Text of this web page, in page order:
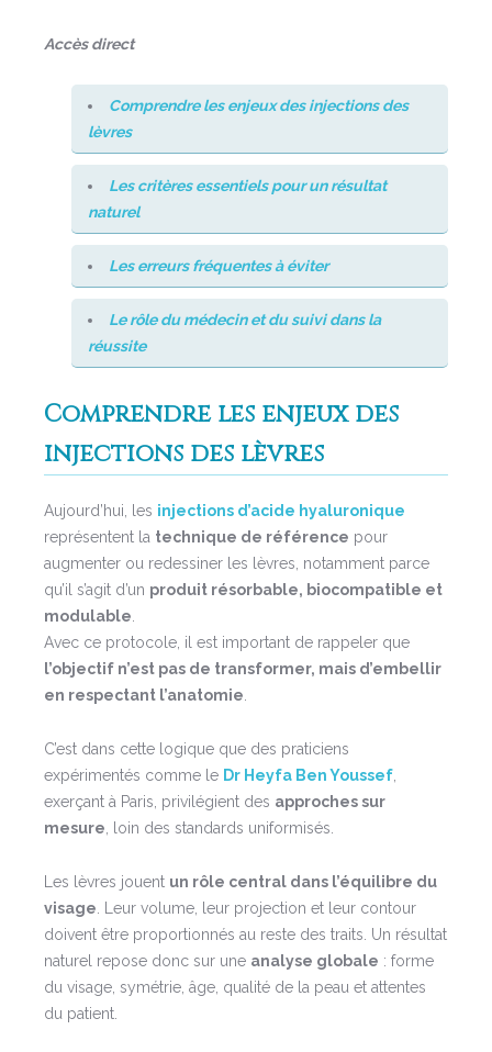
Accès direct
Comprendre les enjeux des injections des
lèvres
Les critères essentiels pour un résultat
naturel
Les erreurs fréquentes à éviter
Le rôle du médecin et du suivi dans la
réussite
Comprendre les enjeux des
injections des lèvres
Aujourd’hui, les injections d’acide hyaluronique
représentent la technique de référence pour
augmenter ou redessiner les lèvres, notamment parce
qu’il s’agit d’un produit résorbable, biocompatible et
modulable
Avec ce protocole, il est important de rappeler que
l’objectif n’est pas de transformer, mais d’embellir
en respectant l’anatomie
C’est dans cette logique que des praticiens
expérimentés comme le Dr Heyfa Ben Youssef
exerçant à Paris, privilégient des approches sur
mesure , loin des standards uniformisés.
Les lèvres jouent un rôle central dans l’équilibre du
visage . Leur volume, leur projection et leur contour
doivent être proportionnés au reste des traits. Un résultat
naturel repose donc sur une analyse globale : forme
du visage, symétrie, âge, qualité de la peau et attentes
du patient.